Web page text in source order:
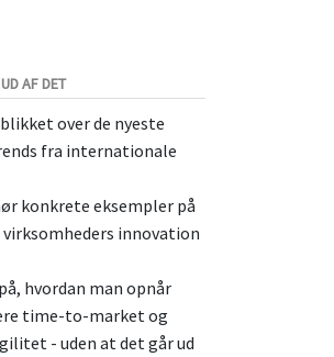
AF DET
over de nyeste
fra internationale
konkrete eksempler på
virksomheders innovation
hvordan man opnår
time-to-market og
- uden at det går ud